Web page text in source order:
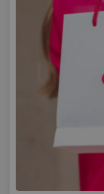
За годишнина
За Божиќ
За момче
За девојка
За сопруг
За сопруга
И за други драги